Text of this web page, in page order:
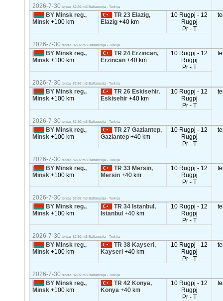
2026-7-30 tentas 82-92 m3 Baltarusija - Turkija
BY Minsk reg.,
Minsk+100 km
TR 23 Elazig,
Elazig+40 km
10 Rugpj - 12
Rugpj
Pr - T
2026-7-30 tentas 82-92 m3 Baltarusija - Turkija
BY Minsk reg.,
Minsk+100 km
TR 24 Erzincan,
Erzincan+40 km
10 Rugpj - 12
Rugpj
Pr - T
2026-7-30 tentas 82-92 m3 Baltarusija - Turkija
BY Minsk reg.,
Minsk+100 km
TR 26 Eskisehir,
Eskisehir+40 km
10 Rugpj - 12
Rugpj
Pr - T
2026-7-30 tentas 82-92 m3 Baltarusija - Turkija
BY Minsk reg.,
Minsk+100 km
TR 27 Gaziantep,
Gaziantep+40 km
10 Rugpj - 12
Rugpj
Pr - T
2026-7-30 tentas 82-92 m3 Baltarusija - Turkija
BY Minsk reg.,
Minsk+100 km
TR 33 Mersin,
Mersin+40 km
10 Rugpj - 12
Rugpj
Pr - T
2026-7-30 tentas 82-92 m3 Baltarusija - Turkija
BY Minsk reg.,
Minsk+100 km
TR 34 Istanbul,
Istanbul+40 km
10 Rugpj - 12
Rugpj
Pr - T
2026-7-30 tentas 82-92 m3 Baltarusija - Turkija
BY Minsk reg.,
Minsk+100 km
TR 38 Kayseri,
Kayseri+40 km
10 Rugpj - 12
Rugpj
Pr - T
2026-7-30 tentas 82-92 m3 Baltarusija - Turkija
BY Minsk reg.,
Minsk+100 km
TR 42 Konya,
Konya+40 km
10 Rugpj - 12
Rugpj
Pr - T